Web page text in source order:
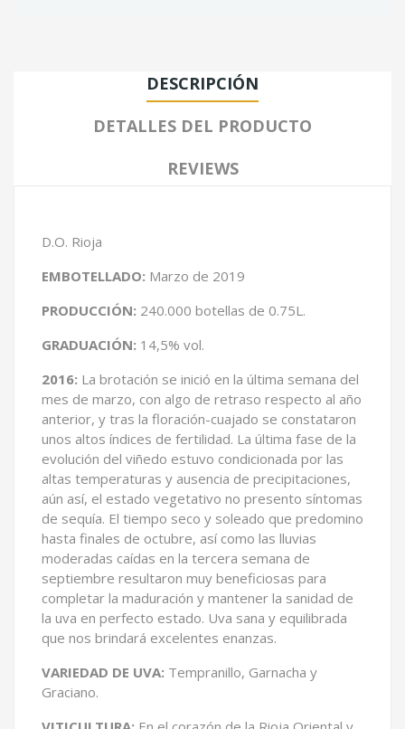
DESCRIPCIÓN
DETALLES DEL PRODUCTO
REVIEWS
D.O. Rioja
EMBOTELLADO: Marzo de 2019
PRODUCCIÓN: 240.000 botellas de 0.75L.
GRADUACIÓN: 14,5% vol.
2016: La brotación se inició en la última semana del
mes de marzo, con algo de retraso respecto al año
anterior, y tras la floración-cuajado se constataron
unos altos índices de fertilidad. La última fase de la
evolución del viñedo estuvo condicionada por las
altas temperaturas y ausencia de precipitaciones,
aún así, el estado vegetativo no presento síntomas
de sequía. El tiempo seco y soleado que predomino
hasta finales de octubre, así como las lluvias
moderadas caídas en la tercera semana de
septiembre resultaron muy beneficiosas para
completar la maduración y mantener la sanidad de
la uva en perfecto estado. Uva sana y equilibrada
que nos brindará excelentes enanzas.
VARIEDAD DE UVA: Tempranillo, Garnacha y
Graciano.